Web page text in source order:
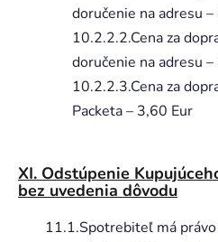
doručenie na adresu
10.2.2.2.Cena za
doručenie na adresu
10.2.2.3.Cena za
Packeta – 3,60 Eur
XI. Odstúpenie
bez uvedenia dôvodu
11.1.Spotrebiteľ má